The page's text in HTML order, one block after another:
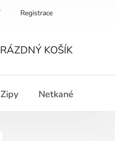
Registrace
KOŠÍK
Zipy Netkané textilie